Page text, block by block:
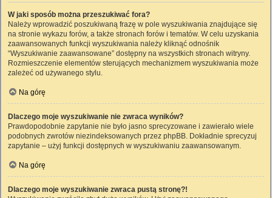
W jaki sposób można przeszukiwać fora?
Należy wprowadzić poszukiwaną frazę w pole wyszukiwania znajdujące się
na stronie wykazu forów, a także stronach forów i tematów. W celu uzyskania
zaawansowanych funkcji wyszukiwania należy kliknąć odnośnik
“Wyszukiwanie zaawansowane” dostępny na wszystkich stronach witryny.
Rozmieszczenie elementów sterujących mechanizmem wyszukiwania może
zależeć od używanego stylu.
Na górę
Dlaczego moje wyszukiwanie nie zwraca wyników?
Prawdopodobnie zapytanie nie było jasno sprecyzowane i zawierało wiele
podobnych zwrotów niezindeksowanych przez phpBB. Dokładnie sprecyzuj
zapytanie – użyj funkcji dostępnych w wyszukiwaniu zaawansowanym.
Na górę
Dlaczego moje wyszukiwanie zwraca pustą stronę?!